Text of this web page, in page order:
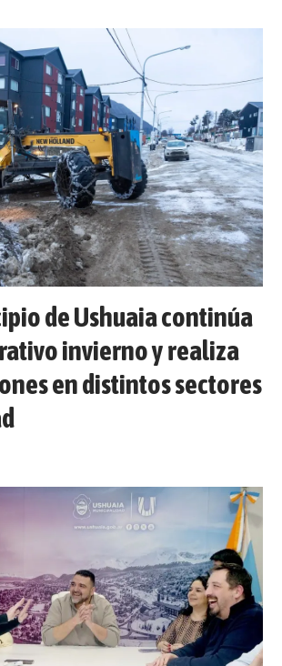
de Ushuaia continúa
invierno y realiza
en distintos sectores